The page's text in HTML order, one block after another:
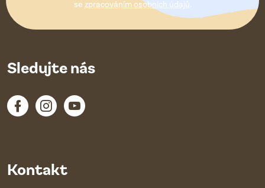
se zpracováním osobních údajů.
Kontakt
Sledujte nás